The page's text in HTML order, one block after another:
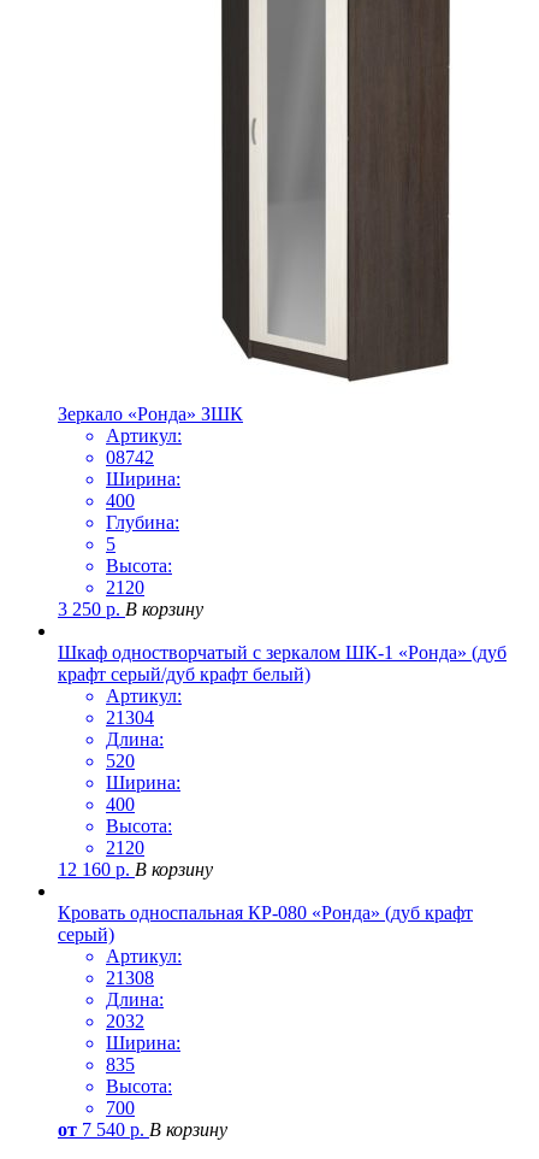
Зеркало «Ронда» ЗШК
Артикул:
08742
Ширина:
400
Глубина:
5
Высота:
2120
3 250 р. В корзину
Шкаф одностворчатый с зеркалом ШК-1 «Ронда» (дуб
крафт серый/дуб крафт белый)
Артикул:
21304
Длина:
520
Ширина:
400
Высота:
2120
12 160 р. В корзину
Кровать односпальная КР-080 «Ронда» (дуб крафт
серый)
Артикул:
21308
Длина:
2032
Ширина:
835
Высота:
700
от 7 540 р. В корзину